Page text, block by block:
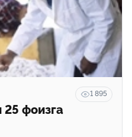
1 895
25 фоизга